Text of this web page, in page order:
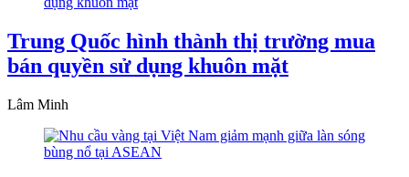
Trung Quốc hình thành thị trường mua
bán quyền sử dụng khuôn mặt
Lâm Minh